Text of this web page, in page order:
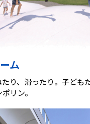
ム
り、滑ったり。子ども
リン。